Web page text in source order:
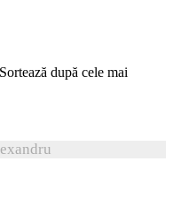
Sortează după cele mai